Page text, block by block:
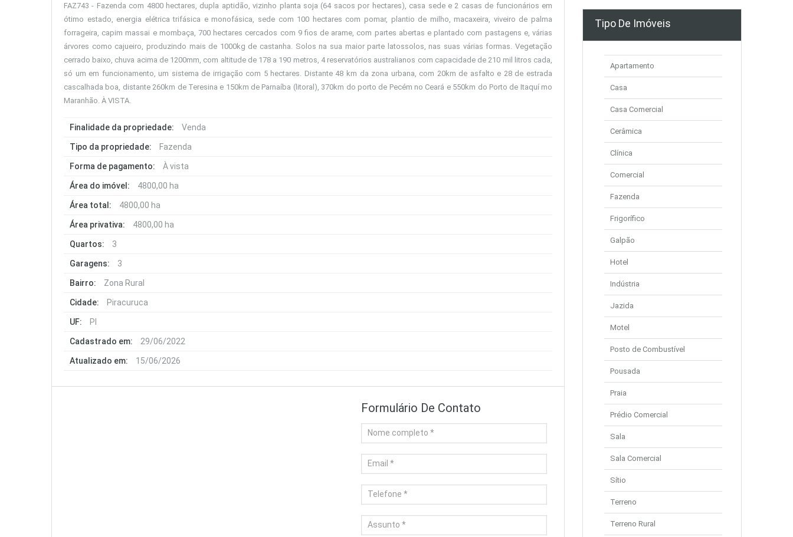
FAZ743 - Fazenda com 4800 hectares, dupla aptidão, vizinho planta soja (64 sacos por hectares), casa sede e 2 casas de funcionários em
ótimo estado, energia elétrica trifásica e monofásica, sede com 100 hectares com pomar, plantio de milho, macaxeira, viveiro de palma
forrageira, capim massai e mombaça, 700 hectares cercados com 9 fios de arame, com partes abertas e plantado com pastagens e, várias
árvores como cajueiro, produzindo mais de 1000kg de castanha. Solos na sua maior parte latossolos, nas suas várias formas. Vegetação
cerrado baixo, chuva acima de 1200mm, com altitude de 178 a 190 metros, 4 reservatórios australianos com capacidade de 210 mil litros cada,
só um em funcionamento, um sistema de irrigação com 5 hectares. Distante 48 km da zona urbana, com 20km de asfalto e 28 de estrada
cascalhada boa, distante 260km de Teresina e 150km de Parnaíba (litoral), 370km do porto de Pecém no Ceará e 550km do Porto de Itaquí mo
Maranhão. À VISTA.
Finalidade da propriedade: Venda
Tipo da propriedade: Fazenda
Forma de pagamento: À vista
Área do imóvel: 4800,00 ha
Área total: 4800,00 ha
Área privativa: 4800,00 ha
Quartos: 3
Garagens: 3
Bairro: Zona Rural
Cidade: Piracuruca
UF: PI
Cadastrado em: 29/06/2022
Atualizado em: 15/06/2026
Formulário De Contato
Tipo De Imóveis
Apartamento
Casa
Casa Comercial
Cerâmica
Clínica
Comercial
Fazenda
Frigorífico
Galpão
Hotel
Indústria
Jazida
Motel
Posto de Combustível
Pousada
Praia
Prédio Comercial
Sala
Sala Comercial
Sítio
Terreno
Terreno Rural